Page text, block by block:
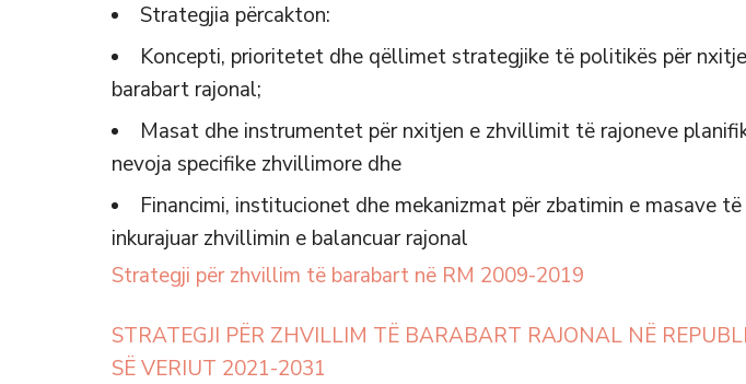
Strategjia përcakton:
Koncepti, prioritetet dhe qëllimet strategjike të politikës për
barabart rajonal;
Masat dhe instrumentet për nxitjen e zhvillimit të rajoneve
nevoja specifike zhvillimore dhe
Financimi, institucionet dhe mekanizmat për zbatimin e masave
inkurajuar zhvillimin e balancuar rajonal
Strategji për zhvillim të barabart në RM 2009-2019
STRATEGJI PËR ZHVILLIM TË BARABART RAJONAL NË
SË VERIUT 2021-2031